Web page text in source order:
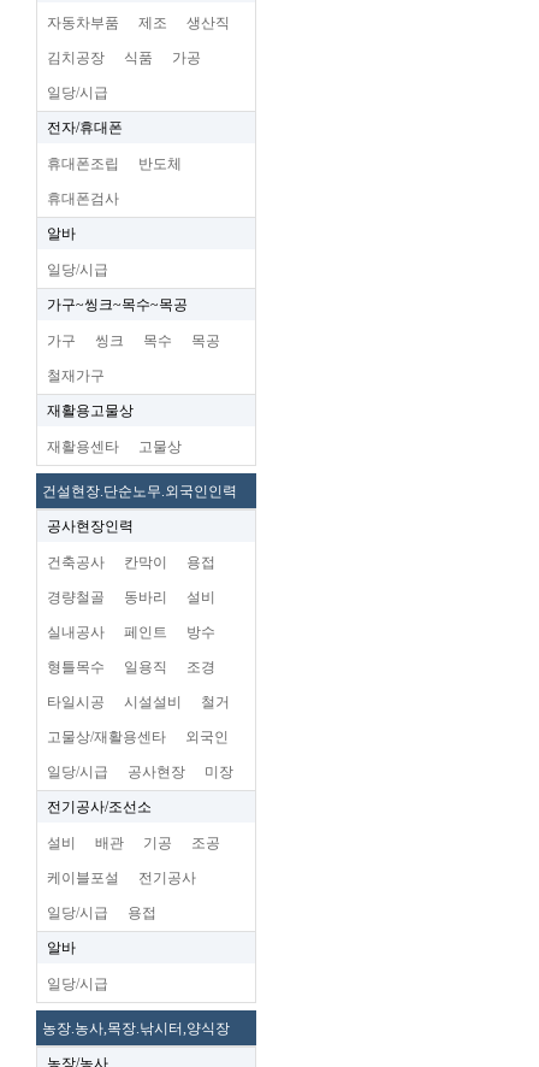
자동차부품 제조 생산직
김치공장 식품 가공
일당/시급
전자/휴대폰
휴대폰조립 반도체
휴대폰검사
알바
일당/시급
가구~씽크~목수~목공
가구 씽크 목수 목공
철재가구
재활용고물상
재활용센타 고물상
건설현장.단순노무.외국인인력
공사현장인력
건축공사 칸막이 용접
경량철골 동바리 설비
실내공사 페인트 방수
형틀목수 일용직 조경
타일시공 시설설비 철거
고물상/재활용센타 외국인
일당/시급 공사현장 미장
전기공사/조선소
설비 배관 기공 조공
케이블포설 전기공사
일당/시급 용접
알바
일당/시급
농장.농사,목장.낚시터,양식장
농장/농사